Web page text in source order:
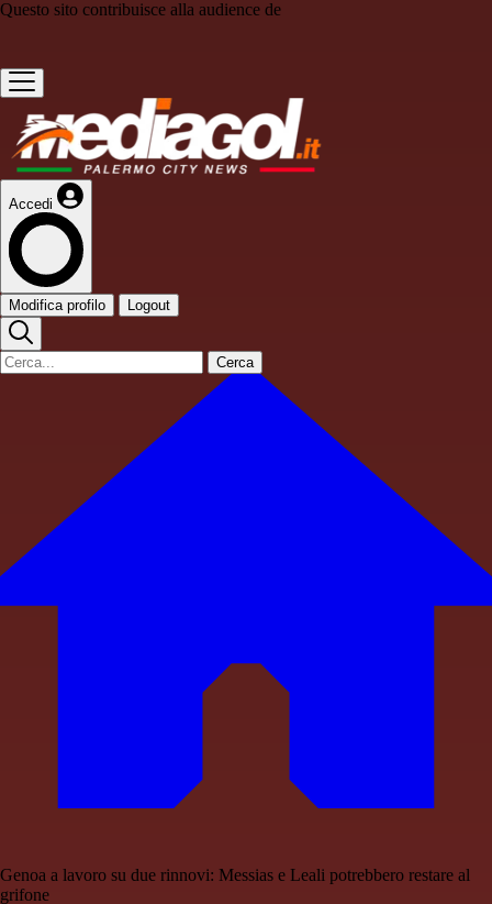
Questo sito contribuisce alla audience de
Accedi
Modifica profilo Logout
Cerca
Genoa a lavoro su due rinnovi: Messias e Leali potrebbero restare al
grifone